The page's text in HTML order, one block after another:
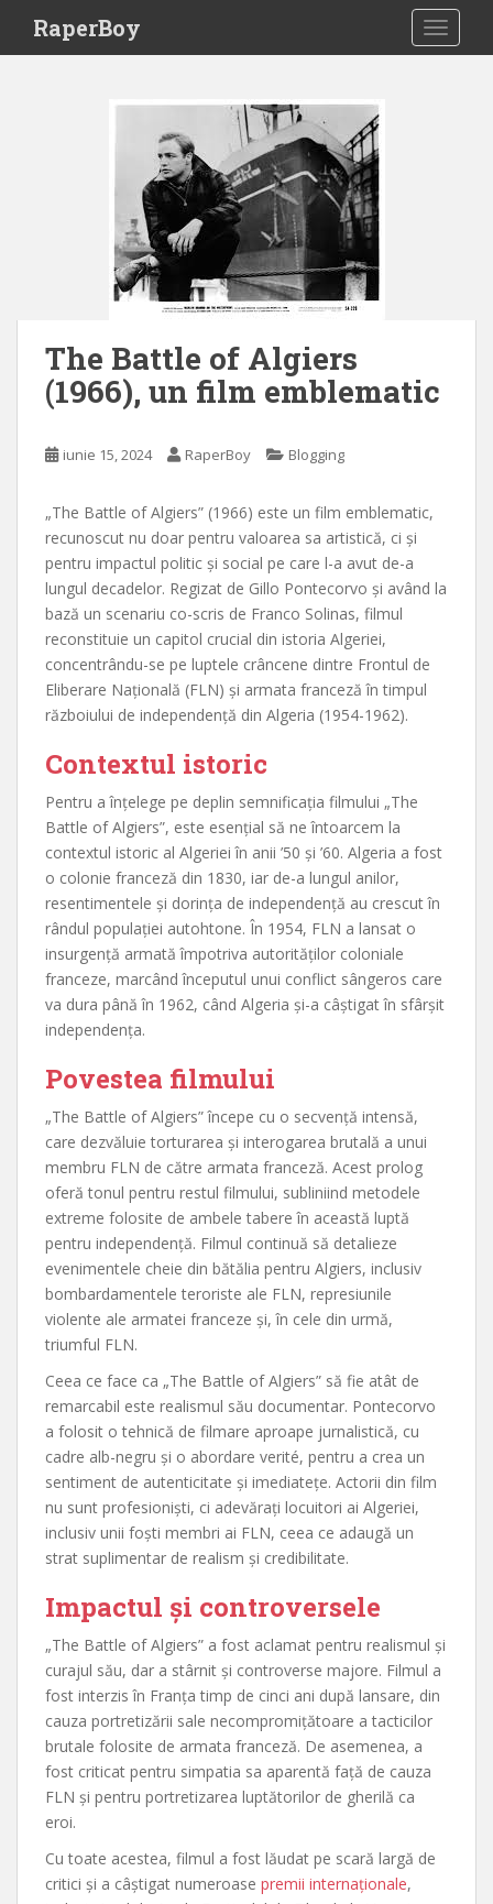
i
RaperBoy
The Battle of Algiers
(1966), un film emblematic
iunie 15, 2024 RaperBoy Blogging
„The Battle of Algiers” (1966) este un film emblematic,
recunoscut nu doar pentru valoarea sa artistică, ci și
pentru impactul politic și social pe care l-a avut de-a
lungul decadelor. Regizat de Gillo Pontecorvo și având la
bază un scenariu co-scris de Franco Solinas, filmul
reconstituie un capitol crucial din istoria Algeriei,
concentrându-se pe luptele crâncene dintre Frontul de
Eliberare Națională (FLN) și armata franceză în timpul
războiului de independență din Algeria (1954-1962).
Contextul istoric
Pentru a înțelege pe deplin semnificația filmului „The
Battle of Algiers”, este esențial să ne întoarcem la
contextul istoric al Algeriei în anii ’50 și ’60. Algeria a fost
o colonie franceză din 1830, iar de-a lungul anilor,
resentimentele și dorința de independență au crescut în
rândul populației autohtone. În 1954, FLN a lansat o
insurgență armată împotriva autorităților coloniale
franceze, marcând începutul unui conflict sângeros care
va dura până în 1962, când Algeria și-a câștigat în sfârșit
independența.
Povestea filmului
„The Battle of Algiers” începe cu o secvență intensă,
care dezvăluie torturarea și interogarea brutală a unui
membru FLN de către armata franceză. Acest prolog
oferă tonul pentru restul filmului, subliniind metodele
extreme folosite de ambele tabere în această luptă
pentru independență. Filmul continuă să detalieze
evenimentele cheie din bătălia pentru Algiers, inclusiv
bombardamentele teroriste ale FLN, represiunile
violente ale armatei franceze și, în cele din urmă,
triumful FLN.
Ceea ce face ca „The Battle of Algiers” să fie atât de
remarcabil este realismul său documentar. Pontecorvo
a folosit o tehnică de filmare aproape jurnalistică, cu
cadre alb-negru și o abordare verité, pentru a crea un
sentiment de autenticitate și imediatețe. Actorii din film
nu sunt profesioniști, ci adevărați locuitori ai Algeriei,
inclusiv unii foști membri ai FLN, ceea ce adaugă un
strat suplimentar de realism și credibilitate.
Impactul și controversele
„The Battle of Algiers” a fost aclamat pentru realismul și
curajul său, dar a stârnit și controverse majore. Filmul a
fost interzis în Franța timp de cinci ani după lansare, din
cauza portretizării sale necompromițătoare a tacticilor
brutale folosite de armata franceză. De asemenea, a
fost criticat pentru simpatia sa aparentă față de cauza
FLN și pentru portretizarea luptătorilor de gherilă ca
eroi.
Cu toate acestea, filmul a fost lăudat pe scară largă de
critici și a câștigat numeroase premii internaționale,